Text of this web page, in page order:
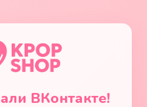
ВКонтакте!